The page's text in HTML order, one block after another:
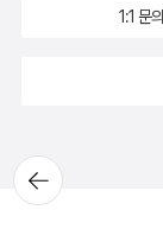
뒤로가
기
1:1 문의